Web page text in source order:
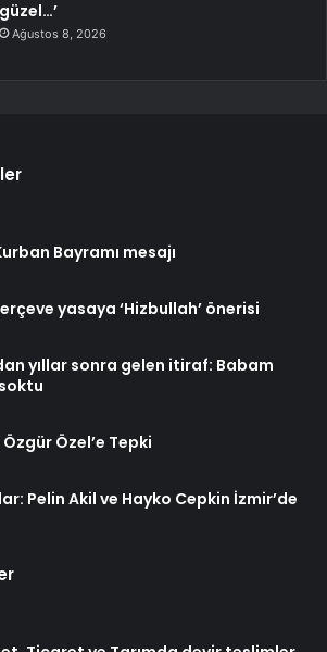
güzel…’
Ağustos 8, 2026
Bayramı mesajı
yasaya ‘Hizbullah’ önerisi
yıllar sonra gelen itiraf: Babam
Özel’e Tepki
Pelin Akil ve Hayko Cepkin İzmir’de